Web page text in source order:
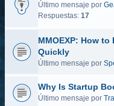
Último mensaje por
Respuestas: 17
MMOEXP: How
Quickly
Último mensaje por
Why Is Startup
Último mensaje por